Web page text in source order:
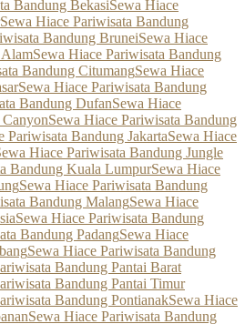
Bandung BekasiSewa Hiace
Sewa Hiace Pariwisata Bandung
Bandung BruneiSewa Hiace
AlamSewa Hiace Pariwisata Bandung
Bandung CitumangSewa Hiace
Sewa Hiace Pariwisata Bandung
Bandung DufanSewa Hiace
CanyonSewa Hiace Pariwisata Bandung
Pariwisata Bandung JakartaSewa Hiace
Hiace Pariwisata Bandung Jungle
Bandung Kuala LumpurSewa Hiace
Sewa Hiace Pariwisata Bandung
Bandung MalangSewa Hiace
Sewa Hiace Pariwisata Bandung
Bandung PadangSewa Hiace
Sewa Hiace Pariwisata Bandung
Bandung Pantai Barat
Bandung Pantai Timur
Bandung PontianakSewa Hiace
Sewa Hiace Pariwisata Bandung